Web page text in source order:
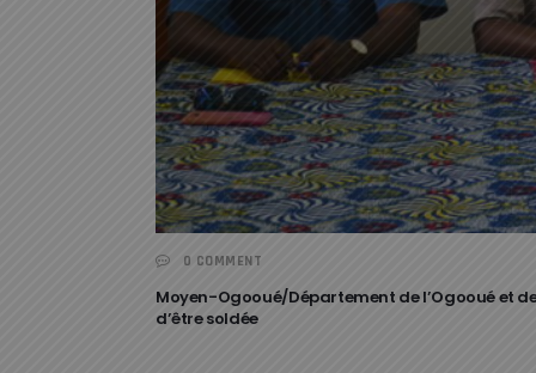
0 COMMENT
Moyen-Ogooué/Département de l’Ogooué et
d’être soldée